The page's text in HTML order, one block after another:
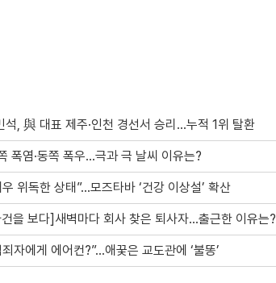
석, 與 대표 제주·인천 경선서 승리…누적 1위 탈환
폭염·동쪽 폭우…극과 극 날씨 이유는?
우 위독한 상태”…모즈타바 ‘건강 이상설’ 확산
을 보다]새벽마다 회사 찾은 퇴사자…출근한 이유는?
자에게 에어컨?”…애꿎은 교도관에 ‘불똥’